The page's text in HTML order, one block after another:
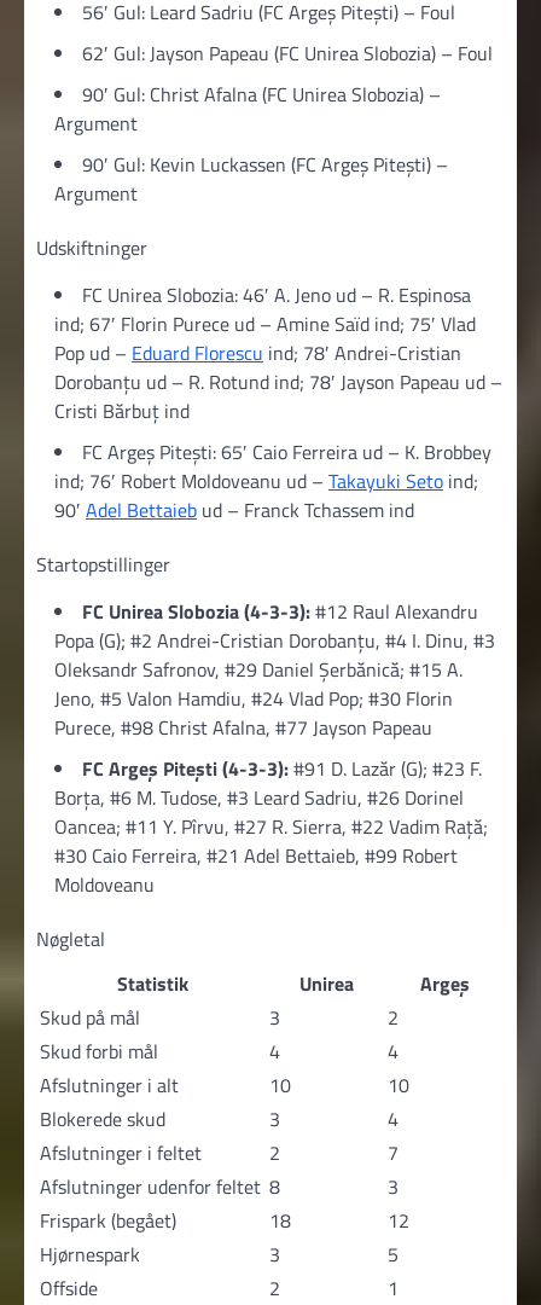
56′ Gul: Leard Sadriu (FC Argeș Pitești) – Foul
62′ Gul: Jayson Papeau (FC Unirea Slobozia) – Foul
90′ Gul: Christ Afalna (FC Unirea Slobozia) –
Argument
90′ Gul: Kevin Luckassen (FC Argeș Pitești) –
Argument
Udskiftninger
FC Unirea Slobozia: 46′ A. Jeno ud – R. Espinosa
ind; 67′ Florin Purece ud – Amine Saïd ind; 75′ Vlad
Pop ud – Eduard Florescu ind; 78′ Andrei-Cristian
Dorobanțu ud – R. Rotund ind; 78′ Jayson Papeau ud –
Cristi Bărbuț ind
FC Argeș Pitești: 65′ Caio Ferreira ud – K. Brobbey
ind; 76′ Robert Moldoveanu ud – Takayuki Seto ind;
90′ Adel Bettaieb ud – Franck Tchassem ind
Startopstillinger
FC Unirea Slobozia (4-3-3):#12 Raul Alexandru
Popa (G); #2 Andrei-Cristian Dorobanțu, #4 I. Dinu, #3
Oleksandr Safronov, #29 Daniel Şerbănică; #15 A.
Jeno, #5 Valon Hamdiu, #24 Vlad Pop; #30 Florin
Purece, #98 Christ Afalna, #77 Jayson Papeau
FC Argeș Pitești (4-3-3):#91 D. Lazăr (G); #23 F.
Borţa, #6 M. Tudose, #3 Leard Sadriu, #26 Dorinel
Oancea; #11 Y. Pîrvu, #27 R. Sierra, #22 Vadim Rață;
#30 Caio Ferreira, #21 Adel Bettaieb, #99 Robert
Moldoveanu
Nøgletal
Statistik
Unirea
Argeș
Skud på mål
3
2
Skud forbi mål
4
4
Afslutninger i alt
10
10
Blokerede skud
3
4
Afslutninger i feltet
2
7
Afslutninger udenfor feltet 8
3
Frispark (begået)
18
12
Hjørnespark
3
5
Offside
2
1